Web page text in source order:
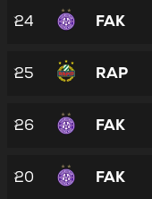
24 FAK
25 RAP
26 FAK
20 FAK